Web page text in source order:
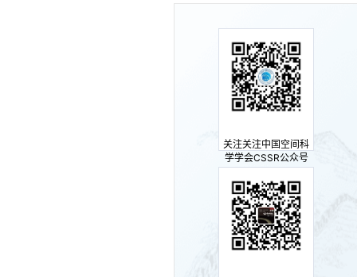
关注关注中国空间科
学学会CSSR公众号